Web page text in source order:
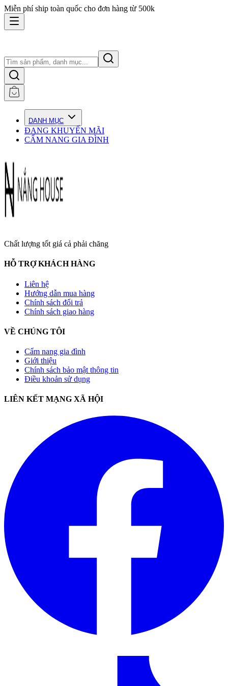
Miễn phí ship toàn quốc cho đơn hàng từ 500k
DANH MỤC
ĐANG KHUYẾN MÃI
CẨM NANG GIA ĐÌNH
Chất lượng tốt giá cả phải chăng
HỖ TRỢ KHÁCH HÀNG
Liên hệ
Hướng dẫn mua hàng
Chính sách đổi trả
Chính sách giao hàng
VỀ CHÚNG TÔI
Cẩm nang gia đình
Giới thiệu
Chính sách bảo mật thông tin
Điều khoản sử dụng
LIÊN KẾT MẠNG XÃ HỘI